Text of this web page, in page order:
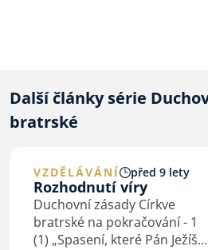
Další články série
bratrské
VZDĚLÁVÁNÍ před 9 lety
Rozhodnutí víry
Duchovní zásady Církve
bratrské na pokračování - 1
(1) „Spasení, které Pán Ježíš